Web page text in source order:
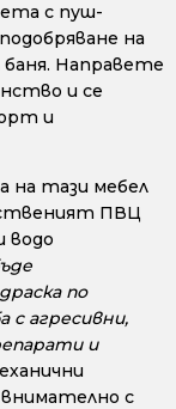
с пуш-
на
Направете
и се
и
на тази мебел
ПВЦ
водо
по
с агресивни,
и
с